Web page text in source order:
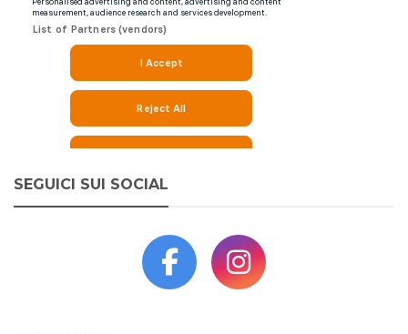
SEGUICI SUI SOCIAL